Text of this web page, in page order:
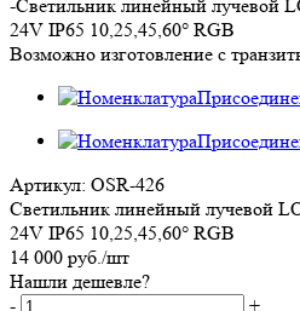
-Cветильник линейный лучевой
24V IP65 10,25,45,60° RGB
Возможно изготовление с
Артикул: OSR-426
Cветильник линейный лучевой
24V IP65 10,25,45,60° RGB
14 000 руб./шт
Нашли дешевле?
-
+